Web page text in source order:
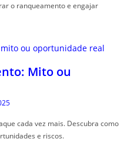
o ranqueamento e engajar
Mito ou
cada vez mais. Descubra como
e riscos.